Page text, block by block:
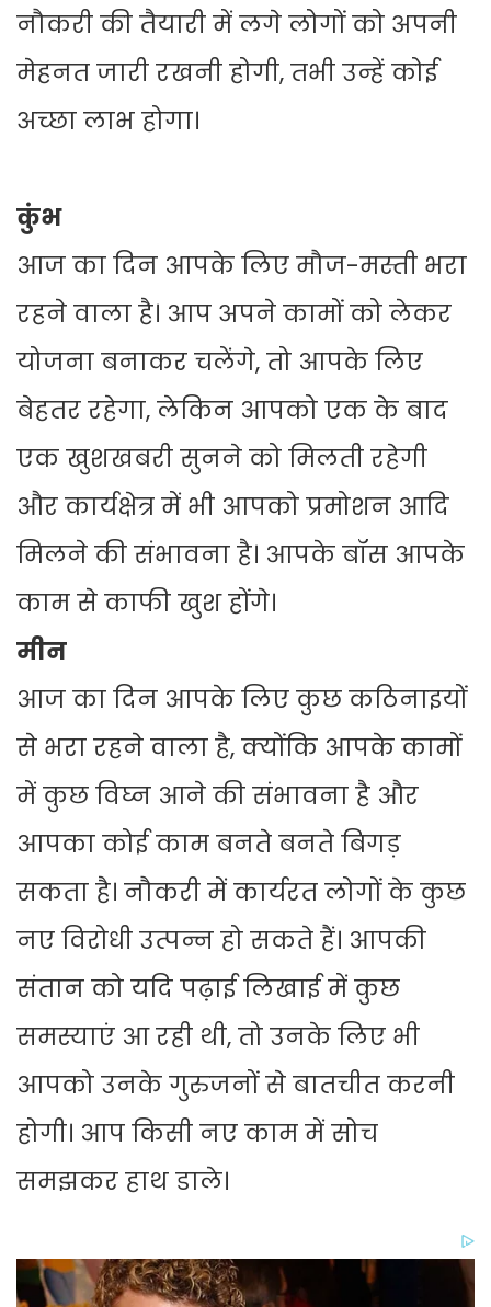
नौकरी की तैयारी में लगे लोगों को अपनी
मेहनत जारी रखनी होगी, तभी उन्हें कोई
अच्छा लाभ होगा।
कुंभ
आज का दिन आपके लिए मौज-मस्ती भरा
रहने वाला है। आप अपने कामों को लेकर
योजना बनाकर चलेंगे, तो आपके लिए
बेहतर रहेगा, लेकिन आपको एक के बाद
एक खुशखबरी सुनने को मिलती रहेगी
और कार्यक्षेत्र में भी आपको प्रमोशन आदि
मिलने की संभावना है। आपके बॉस आपके
काम से काफी खुश होंगे।
मीन
आज का दिन आपके लिए कुछ कठिनाइयों
से भरा रहने वाला है, क्योंकि आपके कामों
में कुछ विघ्न आने की संभावना है और
आपका कोई काम बनते बनते बिगड़
सकता है। नौकरी में कार्यरत लोगों के कुछ
नए विरोधी उत्पन्न हो सकते हैं। आपकी
संतान को यदि पढ़ाई लिखाई में कुछ
समस्याएं आ रही थी, तो उनके लिए भी
आपको उनके गुरुजनों से बातचीत करनी
होगी। आप किसी नए काम में सोच
समझकर हाथ डाले।